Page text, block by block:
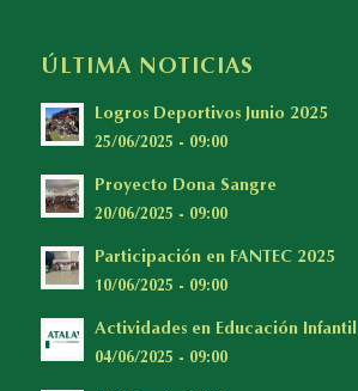
ÚLTIMA NOTICIAS
Logros Deportivos Junio 2025
25/06/2025 - 09:00
Proyecto Dona Sangre
20/06/2025 - 09:00
Participación en FANTEC 2025
10/06/2025 - 09:00
Actividades en Educación Infantil
04/06/2025 - 09:00